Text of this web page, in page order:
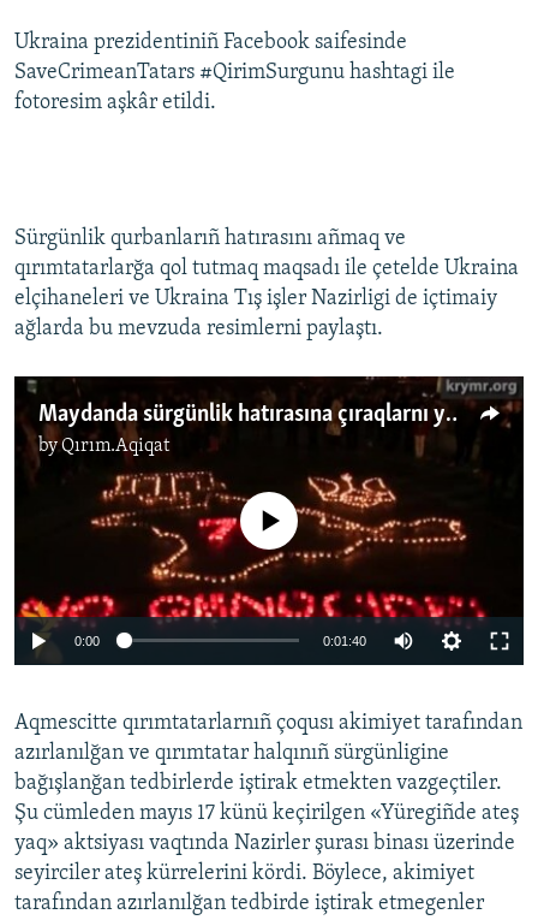
Ukraina prezidentiniñ Facebook saifesinde
SaveCrimeanTatars #QirimSurgunu hashtagi ile
fotoresim aşkâr etildi.
Sürgünlik qurbanlarıñ hatırasını añmaq ve
qırımtatarlarğa qol tutmaq maqsadı ile çetelde Ukraina
elçihaneleri ve Ukraina Tış işler Nazirligi de içtimaiy
ağlarda bu mevzuda resimlerni paylaştı.
Maydanda sürgünlik hatırasına çıraqlarnı yaqtılar
byQırım.Aqiqat
No media source currently available
0:00 0:01:40
Aqmescitte qırımtatarlarnıñ çoqusı akimiyet tarafından
azırlanılğan ve qırımtatar halqınıñ sürgünligine
bağışlanğan tedbirlerde iştirak etmekten vazgeçtiler.
Şu cümleden mayıs 17 künü keçirilgen «Yüregiñde ateş
yaq» aktsiyası vaqtında Nazirler şurası binası üzerinde
seyirciler ateş kürrelerini kördi. Böylece, akimiyet
tarafından azırlanılğan tedbirde iştirak etmegenler